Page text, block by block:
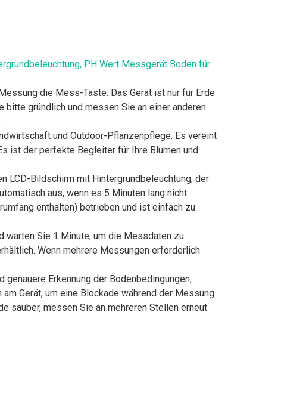
PH Wert Messgerät Boden für
die Mess-Taste. Das Gerät ist nur für Erde
gründlich und messen Sie an einer anderen
und Outdoor-Pflanzenpflege. Es vereint
ist der perfekte Begleiter für Ihre Blumen und
LCD-Bildschirm mit Hintergrundbeleuchtung, der
aus, wenn es 5 Minuten lang nicht
enthalten) betrieben und ist einfach zu
warten Sie 1 Minute, um die Messdaten zu
Wenn mehrere Messungen erforderlich
Erkennung der Bodenbedingungen,
Gerät, um eine Blockade während der Messung
sauber, messen Sie an mehreren Stellen erneut